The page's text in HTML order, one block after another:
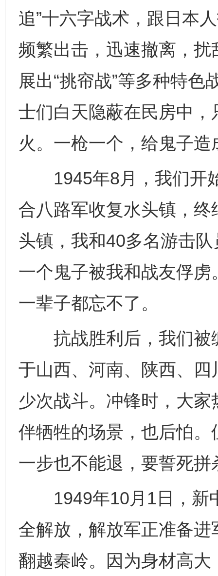
追”十六字战术，跟日本
频繁出击，迅速撤离，
展出“挑帘战”等多种特
士们白天隐蔽在民房中
火。一枪一个，给鬼子
1945年8月，我们开
合八路军收复水头镇，
头镇，我和40多名游击
一个鬼子被我和战友俘
一辈子都忘不了。
抗战胜利后，我们被
于山西、河南、陕西、
少次战斗。冲锋时，大
伴牺牲的场景，也后怕
一步也不能退，要誓死拼
1949年10月1日，新
全解放，解放军正准备
翻越秦岭。因为身材高